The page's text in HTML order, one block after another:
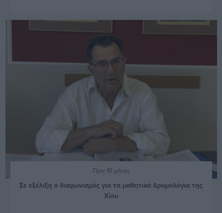
Πριν 10 μήνες
Σε εξέλιξη ο διαγωνισμός για τα μαθητικά δρομολόγια της
Χίου